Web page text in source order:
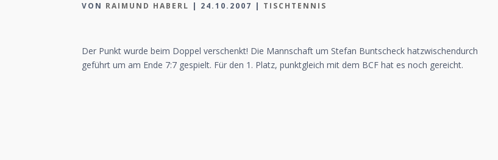
VON RAIMUND HABERL | 24.10.2007 | TISCHTENNIS
Der Punkt wurde beim Doppel verschenkt! Die Mannschaft um Stefan Buntscheck hatzwischendurch
geführt um am Ende 7:7 gespielt. Für den 1. Platz, punktgleich mit dem BCF hat es noch gereicht.